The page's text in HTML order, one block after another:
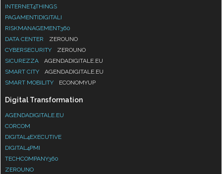
INTERNET4THINGS
PAGAMENTIDIGITALI
RISKMANAGEMENT360
DATA CENTER
ZEROUNO
CYBERSECURITY
ZEROUNO
SICUREZZA
AGENDADIGITALE.EU
SMART CITY
AGENDADIGITALE.EU
SMART MOBILITY
ECONOMYUP
Digital Transformation
AGENDADIGITALE.EU
CORCOM
DIGITAL4EXECUTIVE
DIGITAL4PMI
TECHCOMPANY360
ZEROUNO